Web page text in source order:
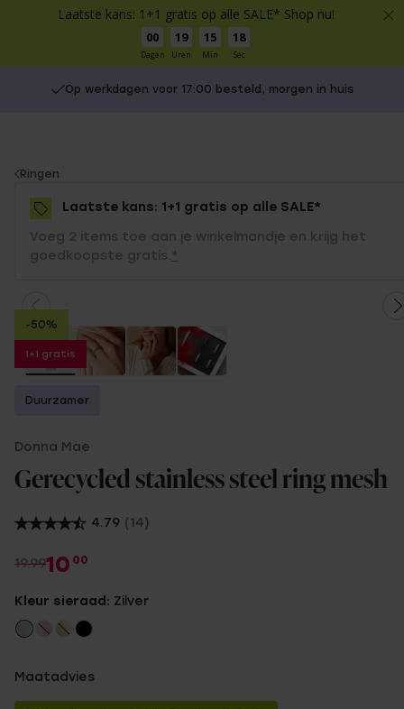
Laatste kans: 1+1 gratis op alle SALE* Shop nu!
00
Dagen
19
Uren
15
Min
17
Sec
Op werkdagen voor 17:00 besteld, morgen in huis
You
are
here:
Ringen
Laatste kans: 1+1 gratis op alle SALE*
Voeg 2 items toe aan je winkelmandje en krijg het
goedkoopste gratis. *
-50%
1+1 gratis
Duurzamer
Donna Mae
Gerecycled stainless steel ring mesh
4.79 (14)
19.9910 00
Kleur sieraad: Zilver
Maatadvies